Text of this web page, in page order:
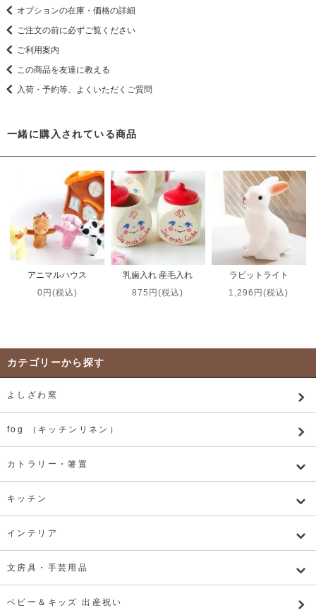
オプションの在庫・価格の詳細
ご注文の前に必ずご覧ください
ご利用案内
この商品を友達に教える
入荷・予約等、よくいただくご質問
一緒に購入されている商品
アニマルハウス
0円(税込)
乳歯入れ 産毛入れ
875円(税込)
ラビットライト
1,296円(税込)
カテゴリーから探す
よしざわ窯
fog （キッチンリネン）
カトラリー・箸置
キッチン
インテリア
文房具・手芸用品
ベビー＆キッズ 出産祝い